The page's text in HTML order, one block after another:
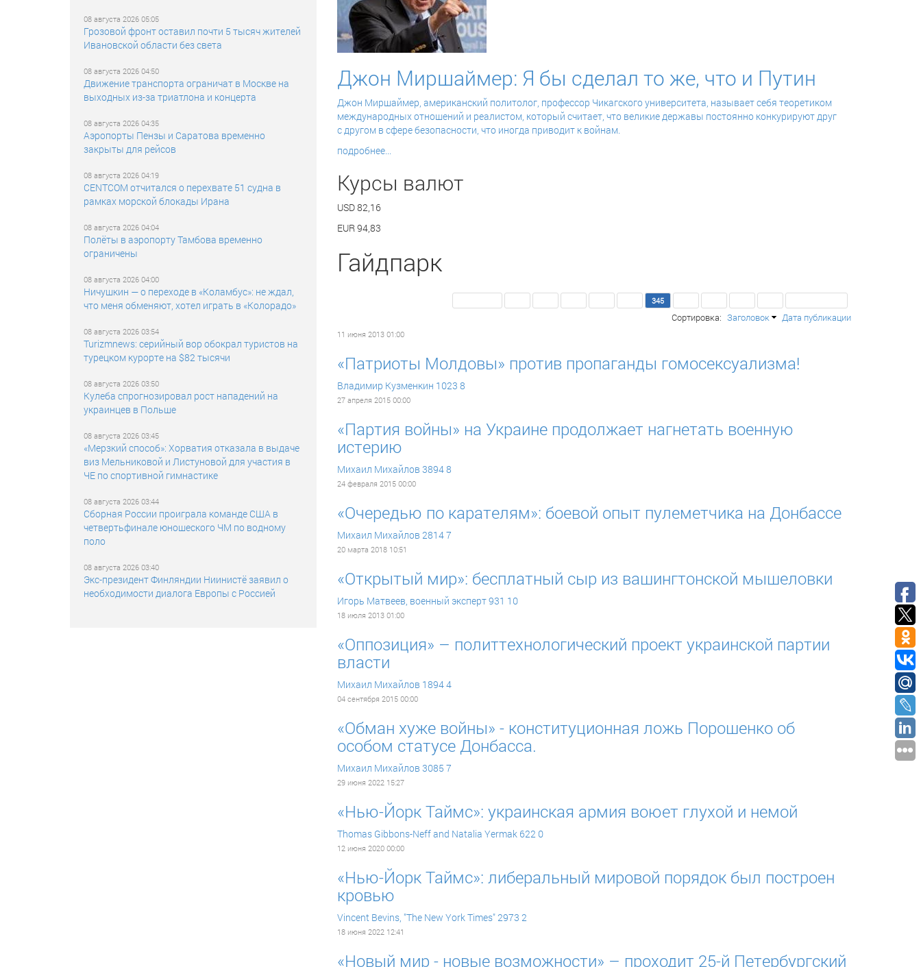
08 августа 2026 05:05
Грозовой фронт оставил почти 5 тысяч жителей
Ивановской области без света
08 августа 2026 04:50
Движение транспорта ограничат в Москве на
выходных из-за триатлона и концерта
08 августа 2026 04:35
Аэропорты Пензы и Саратова временно
закрыты для рейсов
08 августа 2026 04:19
CENTCOM отчитался о перехвате 51 судна в
рамках морской блокады Ирана
08 августа 2026 04:04
Полёты в аэропорту Тамбова временно
ограничены
08 августа 2026 04:00
Ничушкин — о переходе в «Коламбус»: не ждал,
что меня обменяют, хотел играть в «Колорадо»
08 августа 2026 03:54
Turizmnews: серийный вор обокрал туристов на
турецком курорте на $82 тысячи
08 августа 2026 03:50
Кулеба спрогнозировал рост нападений на
украинцев в Польше
08 августа 2026 03:45
«Мерзкий способ»: Хорватия отказала в выдаче
виз Мельниковой и Листуновой для участия в
ЧЕ по спортивной гимнастике
08 августа 2026 03:44
Сборная России проиграла команде США в
четвертьфинале юношеского ЧМ по водному
поло
08 августа 2026 03:40
Экс-президент Финляндии Ниинистё заявил о
необходимости диалога Европы с Россией
Джон Миршаймер: Я бы сделал то же, что и Путин
Джон Миршаймер, американский политолог, профессор Чикагского университета, называет себя теоретиком
международных отношений и реалистом, который считает, что великие державы постоянно конкурируют друг
с другом в сфере безопасности, что иногда приводит к войнам.
подробнее...
Курсы валют
USD82,16
EUR94,83
Гайдпарк
345
Сортировка: Заголовок Дата публикации
11 июня 2013 01:00
«Патриоты Молдовы» против пропаганды гомосексуализма!
Владимир Кузменкин 1023 8
27 апреля 2015 00:00
«Партия войны» на Украине продолжает нагнетать военную
истерию
Михаил Михайлов 38948
24 февраля 2015 00:00
«Очередью по карателям»: боевой опыт пулеметчика на Донбассе
Михаил Михайлов 28147
20 марта 2018 10:51
«Открытый мир»: бесплатный сыр из вашингтонской мышеловки
Игорь Матвеев, военный эксперт931 10
18 июля 2013 01:00
«Оппозиция» – политтехнологический проект украинской партии
власти
Михаил Михайлов 18944
04 сентября 2015 00:00
«Обман хуже войны» - конституционная ложь Порошенко об
особом статусе Донбасса.
Михаил Михайлов 3085 7
29 июня 2022 15:27
«Нью-Йорк Таймс»: украинская армия воюет глухой и немой
Thomas Gibbons-Neff and Natalia Yermak 622 0
12 июня 2020 00:00
«Нью-Йорк Таймс»: либеральный мировой порядок был построен
кровью
Vincent Bevins, "The New York Times"2973 2
18 июня 2022 12:41
«Новый мир - новые возможности» – проходит 25-й Петербургский